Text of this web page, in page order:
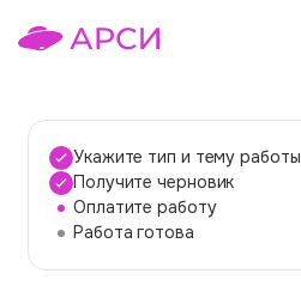
Темы работ
О сервисе
Укажите тип и тему работы
Получите черновик
Оплатите работу
Работа готова